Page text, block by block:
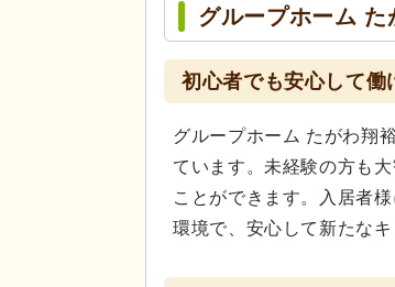
グループホーム た
初心者でも安心して働
グループホーム たがわ翔
ています。未経験の方も
ことができます。入居者
環境で、安心して新たな